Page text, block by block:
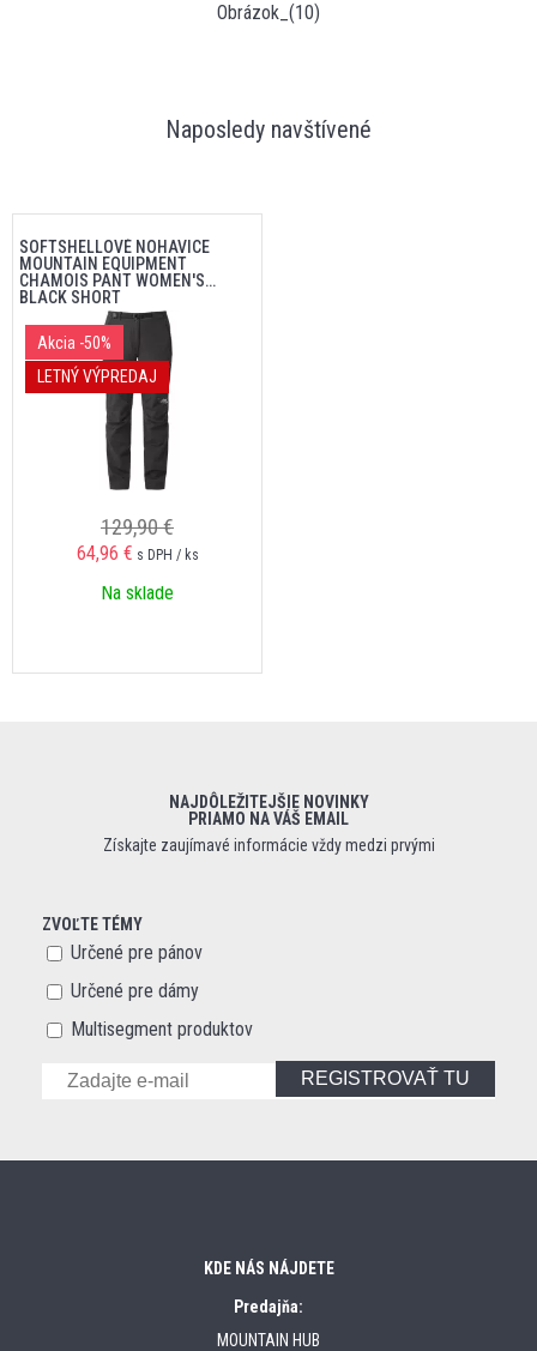
Obrázok_(10)
Naposledy navštívené
SOFTSHELLOVÉ NOHAVICE
MOUNTAIN EQUIPMENT
CHAMOIS PANT WOMEN'S
BLACK SHORT
Akcia -50%
LETNÝ VÝPREDAJ
129,90 €
64,96 € s DPH / ks
Na sklade
NAJDÔLEŽITEJŠIE NOVINKY
PRIAMO NA VÁŠ EMAIL
Získajte zaujímavé informácie vždy medzi prvými
ZVOĽTE TÉMY
Určené pre pánov
Určené pre dámy
Multisegment produktov
REGISTROVAŤ TU
KDE NÁS NÁJDETE
Predajňa:
MOUNTAIN HUB